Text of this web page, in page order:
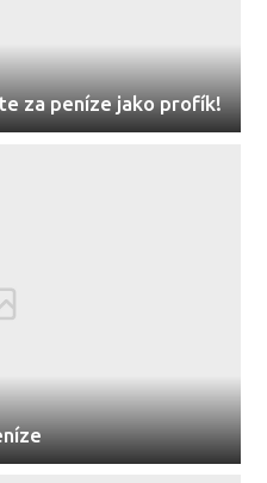
za peníze jako profík!